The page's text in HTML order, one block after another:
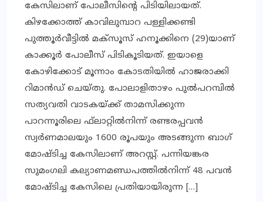
കേസിലാണ് പോലീസിന്റെ പിടിയിലായത്.
കിഴക്കോത്ത് കാവിലുമ്പാറ പള്ളിക്കണ്ടി
പുത്തൂര്‍വീട്ടില്‍ മക്‌സൂസ് ഹനൂക്കിനെ (29)യാണ്
കാക്കൂര്‍ പോലീസ് പിടികൂടിയത്. ഇയാളെ
കോഴിക്കോട് മൂന്നാം കോടതിയില്‍ ഹാജരാക്കി
റിമാന്‍ഡ് ചെയ്തു. പാേലാളിതാഴം പുല്‍പറമ്പില്‍
സത്യവതി വാടകയ്ക്ക് താമസിക്കുന്ന
പാറന്നൂരിലെ ഫ്‌ലാറ്റില്‍നിന്ന് രണ്ടരപ്പവന്‍
സ്വര്‍ണമാലയും 1600 രൂപയും അടങ്ങുന്ന ബാഗ്
മോഷ്ടിച്ച കേസിലാണ് അറസ്റ്റ്. പന്നിയങ്കര
സുമംഗലി കല്യാണമണ്ഡപത്തില്‍നിന്ന് 48 പവന്‍
മോഷ്ടിച്ച കേസിലെ പ്രതിയായിരുന്ന […]